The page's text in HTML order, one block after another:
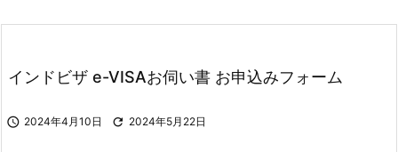
インドビザ e-VISAお伺い書 お申込みフォーム
 2024年4月10日  2024年5月22日